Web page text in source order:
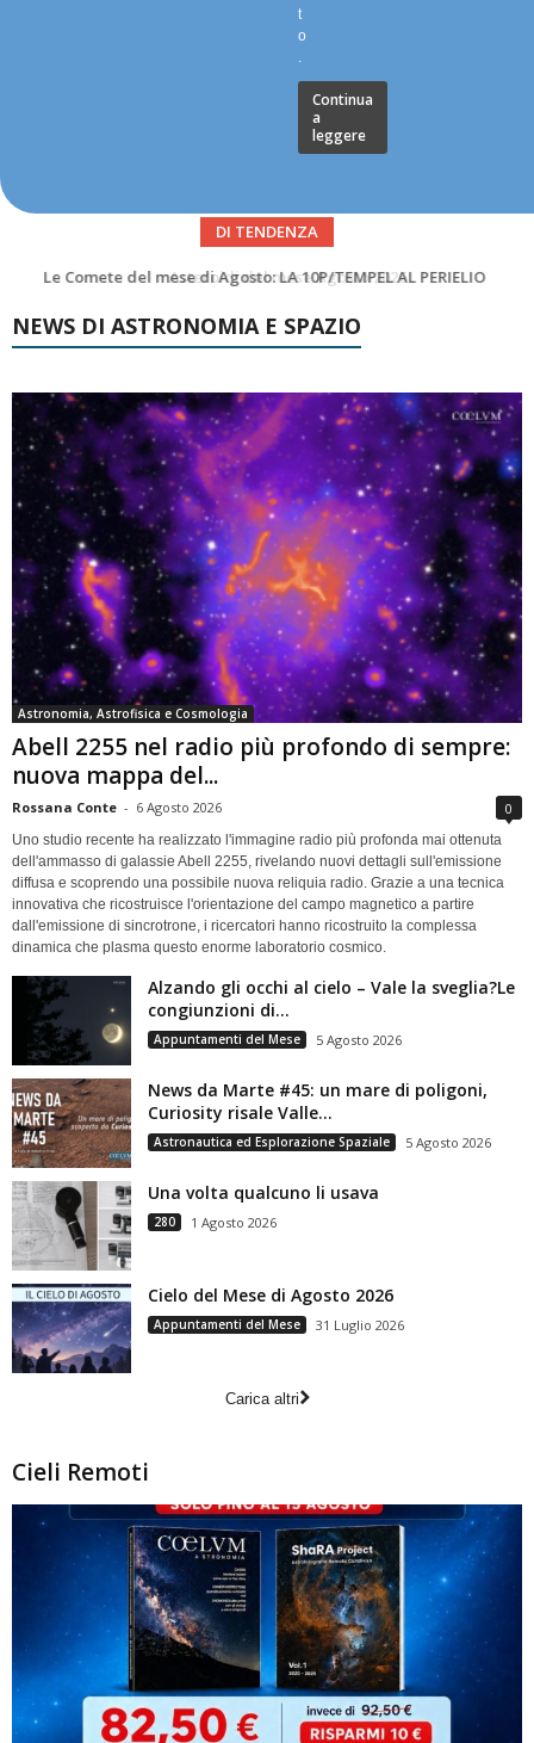
t
o
.
Continua
a
leggere
DI TENDENZA
Asteroidi del mese Agosto 2026
NEWS DI ASTRONOMIA E SPAZIO
Astronomia, Astrofisica e Cosmologia
Abell 2255 nel radio più profondo di sempre:
nuova mappa del...
Rossana Conte - 6 Agosto 2026 0
Uno studio recente ha realizzato l'immagine radio più profonda mai ottenuta
dell'ammasso di galassie Abell 2255, rivelando nuovi dettagli sull'emissione
diffusa e scoprendo una possibile nuova reliquia radio. Grazie a una tecnica
innovativa che ricostruisce l'orientazione del campo magnetico a partire
dall'emissione di sincrotrone, i ricercatori hanno ricostruito la complessa
dinamica che plasma questo enorme laboratorio cosmico.
Alzando gli occhi al cielo – Vale la sveglia?Le
congiunzioni di...
Appuntamenti del Mese 5 Agosto 2026
News da Marte #45: un mare di poligoni,
Curiosity risale Valle...
Astronautica ed Esplorazione Spaziale 5 Agosto 2026
Una volta qualcuno li usava
280 1 Agosto 2026
Cielo del Mese di Agosto 2026
Appuntamenti del Mese 31 Luglio 2026
Carica altri
Cieli Remoti